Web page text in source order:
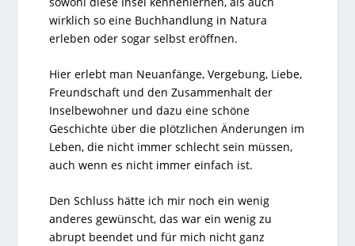
wirklich so eine Buchhandlung in Natura
erleben oder sogar selbst eröffnen.
Hier erlebt man Neuanfänge, Vergebung, Liebe,
Freundschaft und den Zusammenhalt der
Inselbewohner und dazu eine schöne
Geschichte über die plötzlichen Änderungen im
Leben, die nicht immer schlecht sein müssen,
auch wenn es nicht immer einfach ist.
Den Schluss hätte ich mir noch ein wenig
anderes gewünscht, das war ein wenig zu
abrupt beendet und für mich nicht ganz